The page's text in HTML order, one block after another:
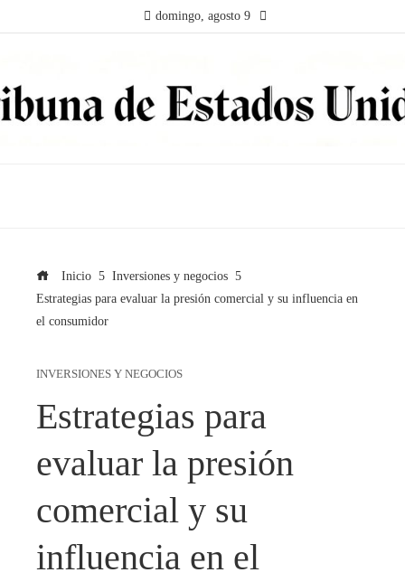
domingo, agosto 9
Inicio
Inversiones y negocios
Estrategias para evaluar la presión comercial y su influencia en
el consumidor
INVERSIONES Y NEGOCIOS
Estrategias para
evaluar la presión
comercial y su
influencia en el